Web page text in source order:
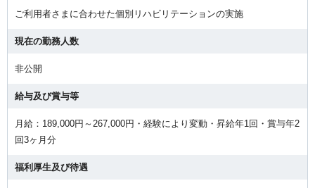
ご利用者さまに合わせた個別リハビリテーションの実施
現在の勤務人数
非公開
給与及び賞与等
月給：189,000円～267,000円・経験により変動・昇給年1回・賞与年2
回3ヶ月分
福利厚生及び待遇